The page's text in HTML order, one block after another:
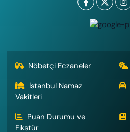
Nöbetçi Eczaneler
İstanbul Namaz
Vakitleri
Puan Durumu ve
Fikstür